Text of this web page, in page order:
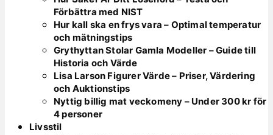
Förbättra med NIST
Hur kall ska en frys vara – Optimal temperatur
och mätningstips
Grythyttan Stolar Gamla Modeller – Guide till
Historia och Värde
Lisa Larson Figurer Värde – Priser, Värdering
och Auktionstips
Nyttig billig mat veckomeny – Under 300 kr för
4 personer
Livsstil